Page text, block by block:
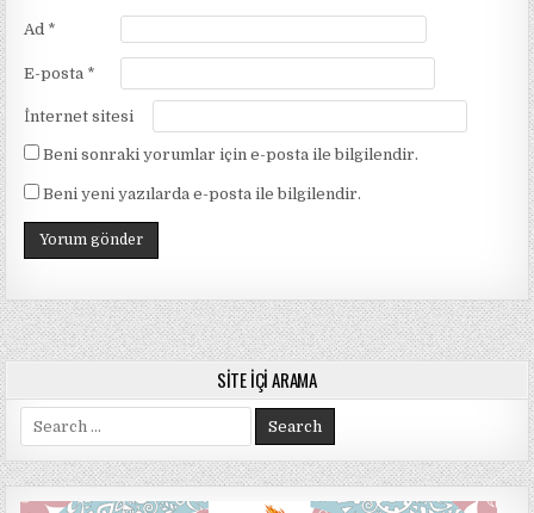
Ad *
E-posta *
İnternet sitesi
Beni sonraki yorumlar için e-posta ile bilgilendir.
Beni yeni yazılarda e-posta ile bilgilendir.
SITE İÇI ARAMA
Search
for: